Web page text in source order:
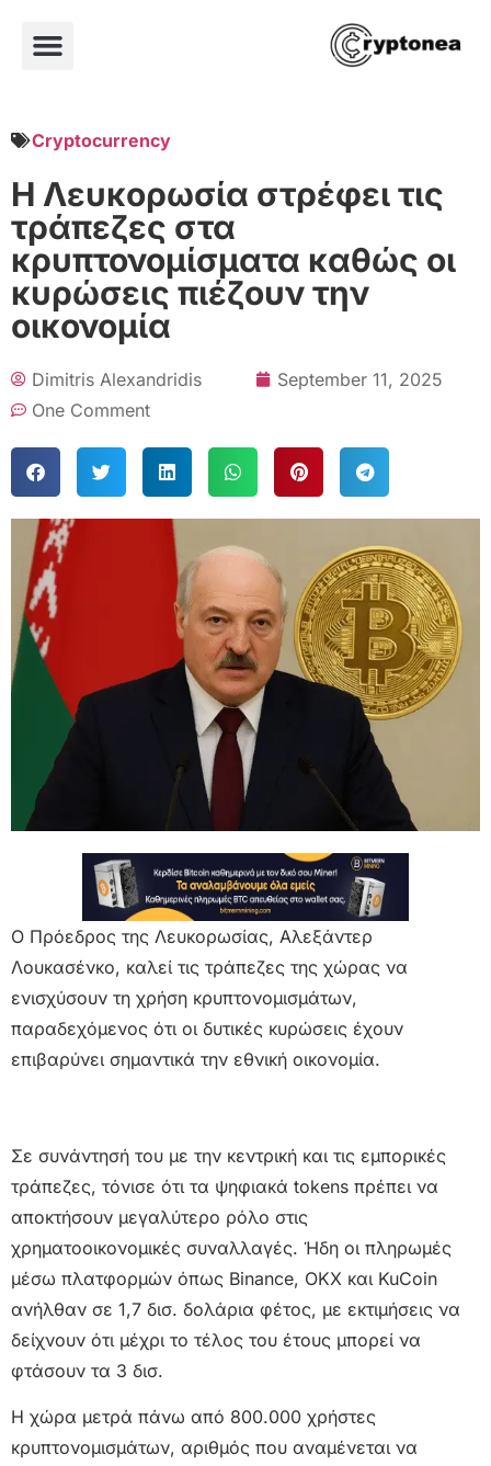
Cryptocurrency
Η Λευκορωσία στρέφει τις
τράπεζες στα
κρυπτονομίσματα καθώς οι
κυρώσεις πιέζουν την
οικονομία
Dimitris Alexandridis
September 11, 2025
One Comment
Ο Πρόεδρος της Λευκορωσίας, Αλεξάντερ
Λουκασένκο, καλεί τις τράπεζες της χώρας να
ενισχύσουν τη χρήση κρυπτονομισμάτων,
παραδεχόμενος ότι οι δυτικές κυρώσεις έχουν
επιβαρύνει σημαντικά την εθνική οικονομία.
Σε συνάντησή του με την κεντρική και τις εμπορικές
τράπεζες, τόνισε ότι τα ψηφιακά tokens πρέπει να
αποκτήσουν μεγαλύτερο ρόλο στις
χρηματοοικονομικές συναλλαγές. Ήδη οι πληρωμές
μέσω πλατφορμών όπως Binance, OKX και KuCoin
ανήλθαν σε 1,7 δισ. δολάρια φέτος, με εκτιμήσεις να
δείχνουν ότι μέχρι το τέλος του έτους μπορεί να
φτάσουν τα 3 δισ.
Η χώρα μετρά πάνω από 800.000 χρήστες
κρυπτονομισμάτων, αριθμός που αναμένεται να